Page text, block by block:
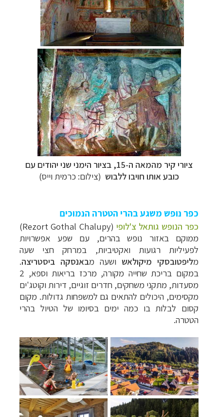
ציורי קיר מהמאה ה-15, בציור הימני שני יהודים עם
כובע אותו חויבו ללבוש (צילום: כרמית וייס)
כפר נופש משגע בהרי הטטרה הנמוכים
כפר הנופש גותאל צ'לופי
(Rezort Gothal Chalupy)
ממוקם באזור נופש בהרים, עם שפע אפשרויות
לפעיליות רגועות ואקטיביות, במרחק חצי שעה
מליפטובסקי מיקולאש ושעה מבאנסקה ביסטריצה.
במקום בריכת שחייה מקורה, מרכז בריאות וספא, 2
מסעדות, מתקני משחקים, חדרים זוגיים, דירות וקוטג'ים
מקסימים, היכולים להתאים גם למשפחות גדולות. מקום
קסום לבלות בו כמה ימים בסיומו של הטיול בהרי
הטטרה.